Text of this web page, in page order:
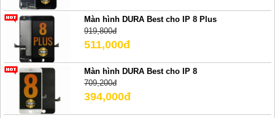
Màn hình DURA Best cho IP 8 Plus
919,800đ
511,000đ
Màn hình DURA Best cho IP 8
709,200đ
394,000đ